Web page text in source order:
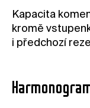
Kapacita
kromě
i předchozí